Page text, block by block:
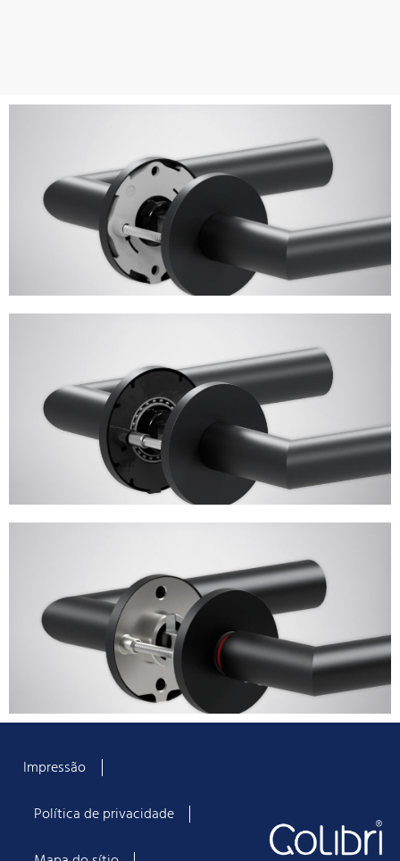
Impressão
Política de privacidade